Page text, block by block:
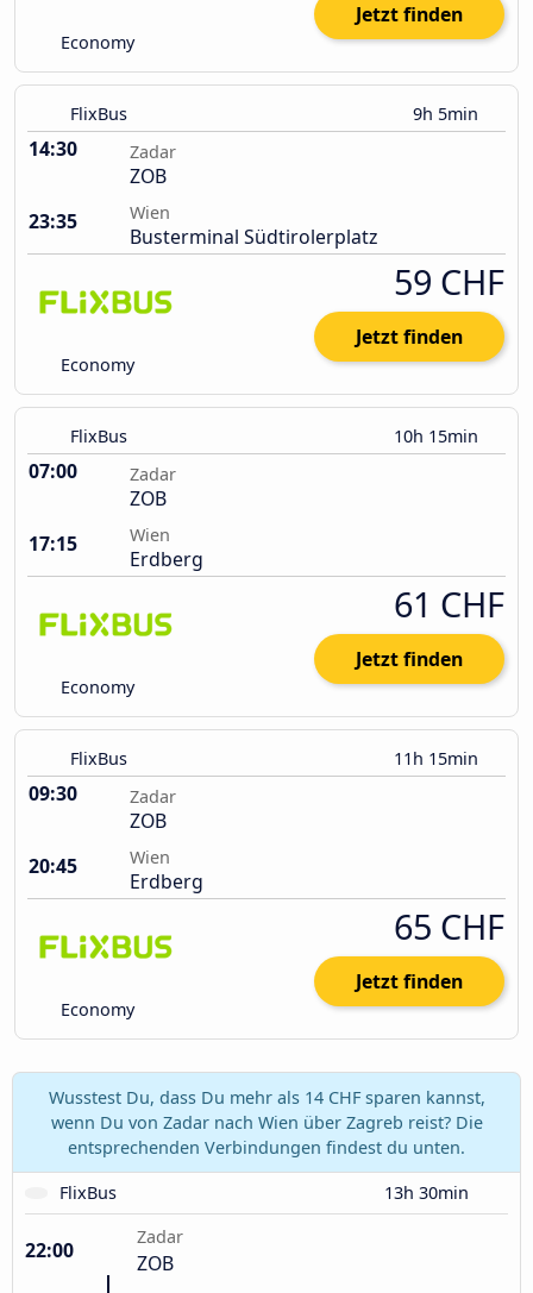
Economy
Jetzt finden
FlixBus 9h 5min
14:30 Zadar
ZOB
23:35
Wien
Busterminal Südtirolerplatz
Economy
59 CHF
Jetzt finden
FlixBus 10h 15min
07:00 Zadar
ZOB
17:15
Wien
Erdberg
Economy
61 CHF
Jetzt finden
FlixBus 11h 15min
09:30 Zadar
ZOB
20:45
Wien
Erdberg
Economy
65 CHF
Jetzt finden
Wusstest Du, dass Du mehr als 14 CHF sparen kannst,
wenn Du von Zadar nach Wien über Zagreb reist? Die
entsprechenden Verbindungen findest du unten.
FlixBus
13h 30min
22:00
Zadar
ZOB